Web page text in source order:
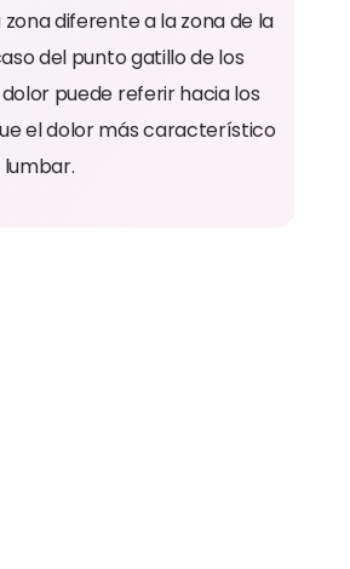
diferente a la zona de la
del punto gatillo de los
puede referir hacia los
el dolor más característico
lumbar.